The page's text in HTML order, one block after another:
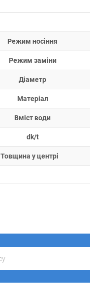
Режим носіння
Режим заміни
Діаметр
Матеріал
Вміст води
dk/t
Товщина у центрі